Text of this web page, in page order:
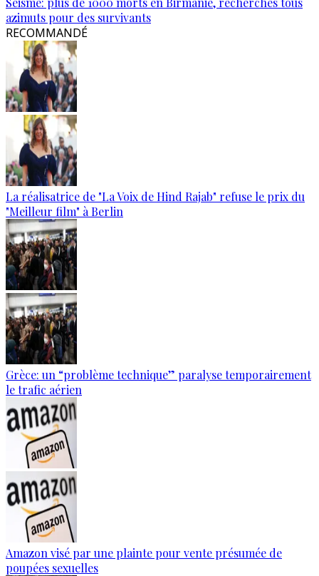
azimuts pour des survivants
RECOMMANDÉ
La réalisatrice de "La Voix de Hind Rajab" refuse le prix du
"Meilleur film" à Berlin
Grèce: un “problème technique” paralyse temporairement
le trafic aérien
Amazon visé par une plainte pour vente présumée de
poupées sexuelles